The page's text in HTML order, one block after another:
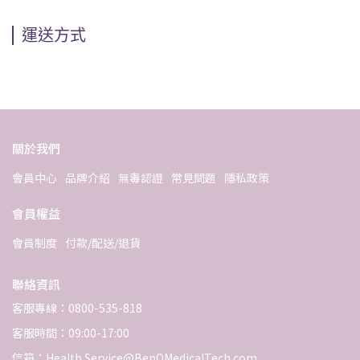
運送方式
關於我們
會員中心 品牌介紹 無毒認證 常見問題 隱私政策
會員權益
會員制度 付款/配送/退貨
聯絡資訊
客服專線：0800-535-818
客服時間：09:00-17:00